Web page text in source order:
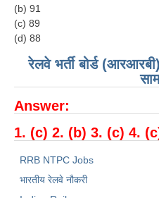
RRB NTPC PDF Notes
RRB NTPC PAPERS
RRB NTPC Notification 2025
RRB NTPC (CBT-1) Exam
RRB NTPC (CBT-2) Exam
RRB NTPC Syllabus
RRB NTPC Eligibility
(b) 91
(c) 89
(d) 88
रेलवे भर्ती बोर्ड
Answer:
1. (c) 2. (b) 3. (c) 4.
RRB NTPC Jobs
भारतीय रेलवे नौकरी